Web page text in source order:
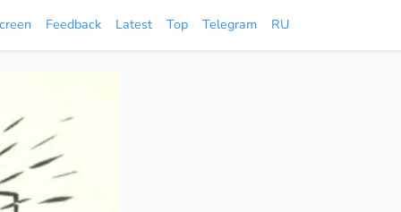
Feedback Latest Top Telegram RU